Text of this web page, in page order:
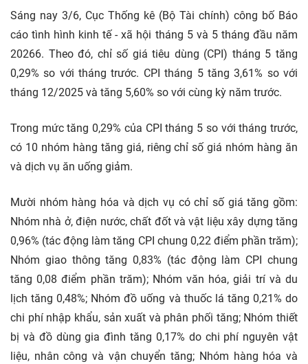
Sáng nay 3/6, Cục Thống kê (Bộ Tài chính) công bố Báo
cáo tình hình kinh tế - xã hội tháng 5 và 5 tháng đầu năm
20266. Theo đó, chỉ số giá tiêu dùng (CPI) tháng 5 tăng
0,29% so với tháng trước. CPI tháng 5 tăng 3,61% so với
tháng 12/2025 và tăng 5,60% so với cùng kỳ năm trước.
Trong mức tăng 0,29% của CPI tháng 5 so với tháng trước,
có 10 nhóm hàng tăng giá, riêng chỉ số giá nhóm hàng ăn
và dịch vụ ăn uống giảm.
Mười nhóm hàng hóa và dịch vụ có chỉ số giá tăng gồm:
Nhóm nhà ở, điện nước, chất đốt và vật liệu xây dựng tăng
0,96% (tác động làm tăng CPI chung 0,22 điểm phần trăm);
Nhóm giao thông tăng 0,83% (tác động làm CPI chung
tăng 0,08 điểm phần trăm); Nhóm văn hóa, giải trí và du
lịch tăng 0,48%; Nhóm đồ uống và thuốc lá tăng 0,21% do
chi phí nhập khẩu, sản xuất và phân phối tăng; Nhóm thiết
bị và đồ dùng gia đình tăng 0,17% do chi phí nguyên vật
liệu, nhân công và vận chuyển tăng; Nhóm hàng hóa và